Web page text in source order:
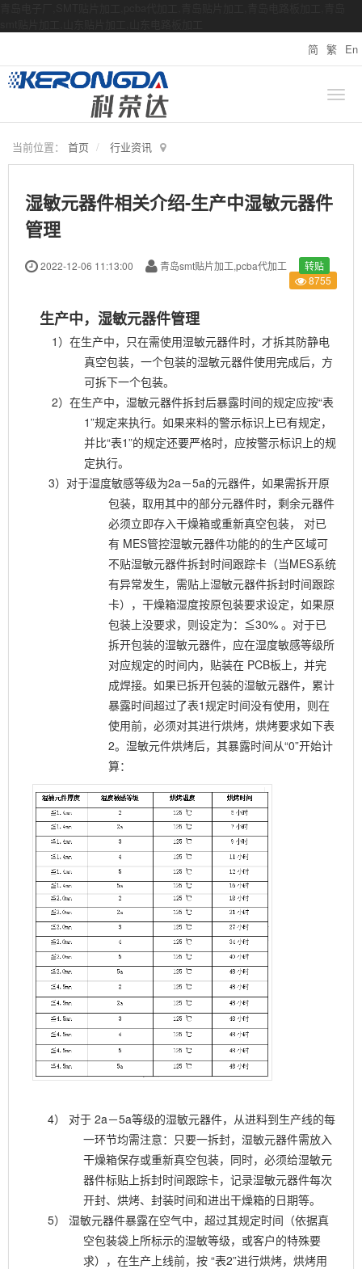
简 繁 En
当前位置： 首页 行业资讯
湿敏元器件相关介绍-生产中湿敏元器件
管理
2022-12-06 11:13:00 青岛smt贴片加工,pcba代加工
转贴
8755
生产中，湿敏元器件管理
1）在生产中，只在需使用湿敏元器件时，才拆其防静电
真空包装，一个包装的湿敏元器件使用完成后，方
可拆下一个包装。
2）在生产中，湿敏元器件拆封后暴露时间的规定应按“表
1”规定来执行。如果来料的警示标识上已有规定，
并比“表1”的规定还要严格时，应按警示标识上的规
定执行。
3）对于湿度敏感等级为2a－5a的元器件，如果需拆开原
包装，取用其中的部分元器件时，剩余元器件
必须立即存入干燥箱或重新真空包装， 对已
有 MES管控湿敏元器件功能的的生产区域可
不贴湿敏元器件拆封时间跟踪卡（当MES系统
有异常发生，需贴上湿敏元器件拆封时间跟踪
卡） ，干燥箱湿度按原包装要求设定，如果原
包装上没要求，则设定为：≦30% 。对于已
拆开包装的湿敏元器件，应在湿度敏感等级所
对应规定的时间内，贴装在 PCB板上，并完
成焊接。如果已拆开包装的湿敏元器件，累计
暴露时间超过了表1规定时间没有使用，则在
使用前，必须对其进行烘烤，烘烤要求如下表
2。湿敏元件烘烤后，其暴露时间从“0”开始计
算：
4） 对于 2a－5a等级的湿敏元器件，从进料到生产线的每
一环节均需注意：只要一拆封，湿敏元器件需放入
干燥箱保存或重新真空包装，同时，必须给湿敏元
器件标贴上拆封时间跟踪卡，记录湿敏元器件每次
开封、烘烤、封装时间和进出干燥箱的日期等。
5）
湿敏元器件暴露在空气中，超过其规定时间（依据真
空包装袋上所标示的湿敏等级，或客户的特殊要
求），在生产上线前，按 “表2”进行烘烤，烘烤用